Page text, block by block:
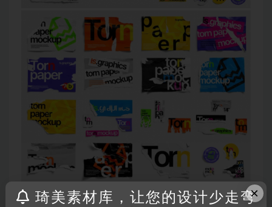
×
琦美素材库，让您的设计少走弯